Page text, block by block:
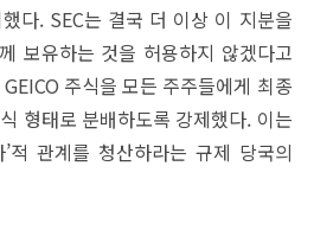
다. SEC는 결국 더 이상 이 지분을
보유하는 것을 허용하지 않겠다고
주식을 모든 주주들에게 최종
형태로 분배하도록 강제했다. 이는
적 관계를 청산하라는 규제 당국의